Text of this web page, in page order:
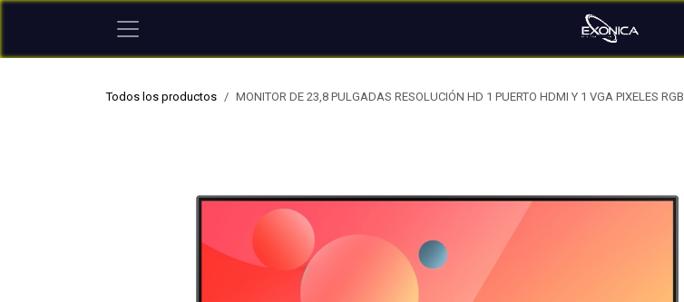
Ir al contenido
Todos los productos MONITOR DE 23,8 PULGADAS RESOLUCIÓN HD 1 PUERTO HDMI Y 1 VGA PIXELES RGB